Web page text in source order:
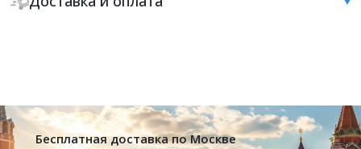
Бесплатная доставка по Москве